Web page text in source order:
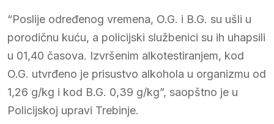
“Poslije određenog vremena, O.G. i B.G. su ušli u
porodičnu kuću, a policijski službenici su ih uhapsili
u 01,40 časova. Izvršenim alkotestiranjem, kod
O.G. utvrđeno je prisustvo alkohola u organizmu od
1,26 g/kg i kod B.G. 0,39 g/kg”, saopštno je u
Policijskoj upravi Trebinje.